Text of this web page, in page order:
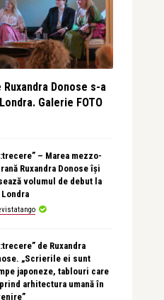
Donose s-a
Galerie FOTO
– Marea mezzo-
Ruxandra Donose își
volumul de debut la
Londra
de Ruxandra
„Scrierile ei sunt
japoneze, tablouri care
arhitectura umană în